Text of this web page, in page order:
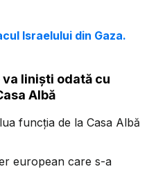
Israelului din Gaza.
liniști odată cu
Albă
funcția de la Casa Albă
european care s-a